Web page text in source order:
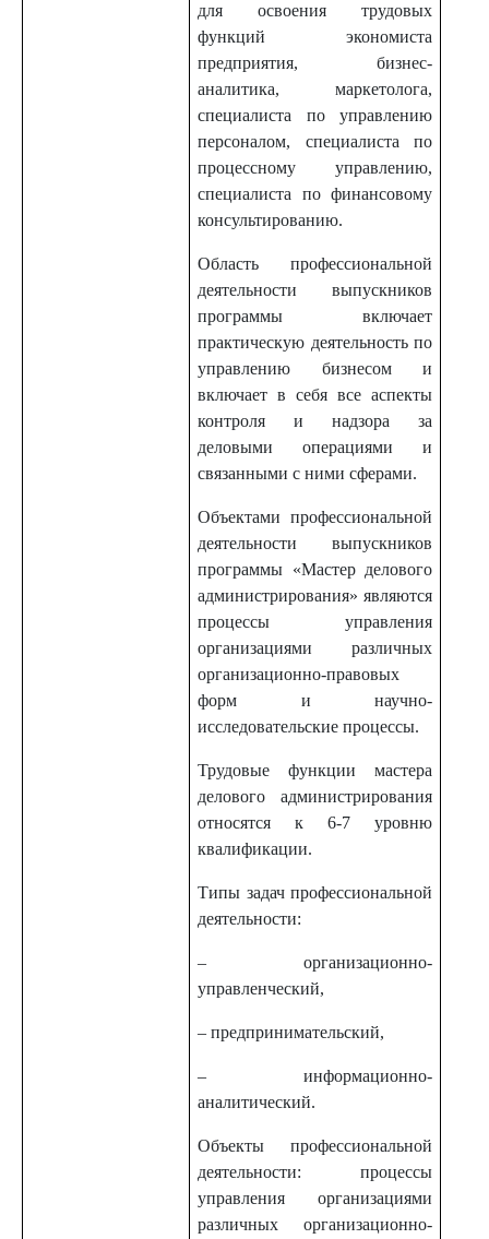
для освоения трудовых
функций экономиста
предприятия, бизнес-
аналитика, маркетолога,
специалиста по управлению
персоналом, специалиста по
процессному управлению,
специалиста по финансовому
консультированию.
Область профессиональной
деятельности выпускников
программы включает
практическую деятельность по
управлению бизнесом и
включает в себя все аспекты
контроля и надзора за
деловыми операциями и
связанными с ними сферами.
Объектами профессиональной
деятельности выпускников
программы «Мастер делового
администрирования» являются
процессы управления
организациями различных
организационно-правовых
форм и научно-
исследовательские процессы.
Трудовые функции мастера
делового администрирования
относятся к 6-7 уровню
квалификации.
Типы задач профессиональной
деятельности:
– организационно-
управленческий,
– предпринимательский,
– информационно-
аналитический.
Объекты профессиональной
деятельности: процессы
управления организациями
различных организационно-